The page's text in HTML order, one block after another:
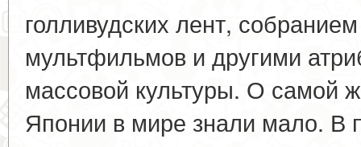
голливудских лент,
мультфильмов и другими
массовой культуры. О самой
Японии в мире знали мало. В